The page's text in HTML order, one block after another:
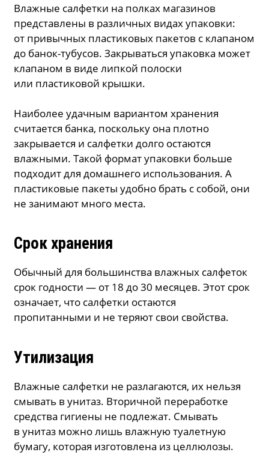
Влажные салфетки на полках магазинов
представлены в различных видах упаковки:
от привычных пластиковых пакетов с клапаном
до банок-тубусов. Закрываться упаковка может
клапаном в виде липкой полоски
или пластиковой крышки.
Наиболее удачным вариантом хранения
считается банка, поскольку она плотно
закрывается и салфетки долго остаются
влажными. Такой формат упаковки больше
подходит для домашнего использования. А
пластиковые пакеты удобно брать с собой, они
не занимают много места.
Срок хранения
Обычный для большинства влажных салфеток
срок годности — от 18 до 30 месяцев. Этот срок
означает, что салфетки остаются
пропитанными и не теряют свои свойства.
Утилизация
Влажные салфетки не разлагаются, их нельзя
смывать в унитаз. Вторичной переработке
средства гигиены не подлежат. Смывать
в унитаз можно лишь влажную туалетную
бумагу, которая изготовлена из целлюлозы.